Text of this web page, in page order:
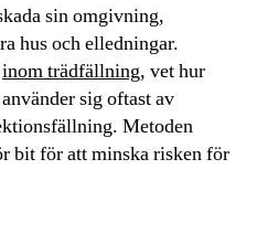
sin omgivning,
hus och elledningar.
inom trädfällning, vet hur
sig oftast av
Metoden
bit för att minska risken för